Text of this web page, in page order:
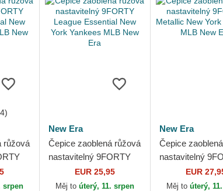
růžová
New
srpen
New Era
Čepice zaoblená růžová
nastavitelný 9FORTY
League Essential New
York Yankees MLB
EUR 25,95
Měj to úterý, 11. srpen
New Era
Čepice
nastavitelný
Metallic New
Yankees MLB
EUR
Měj to úterý,